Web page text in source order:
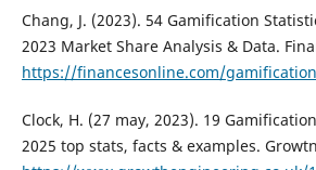
Chang, J. (2023). 54 Gamification
2023 Market Share Analysis & Data.
https://financesonline.com/
Clock, H. (27 may, 2023). 19
2025 top stats, facts & examples.